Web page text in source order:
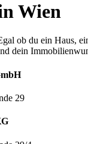
Wien
ob du ein Haus,
dein
29